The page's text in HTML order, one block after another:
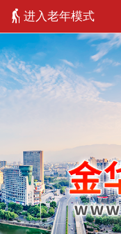
进入老年模式